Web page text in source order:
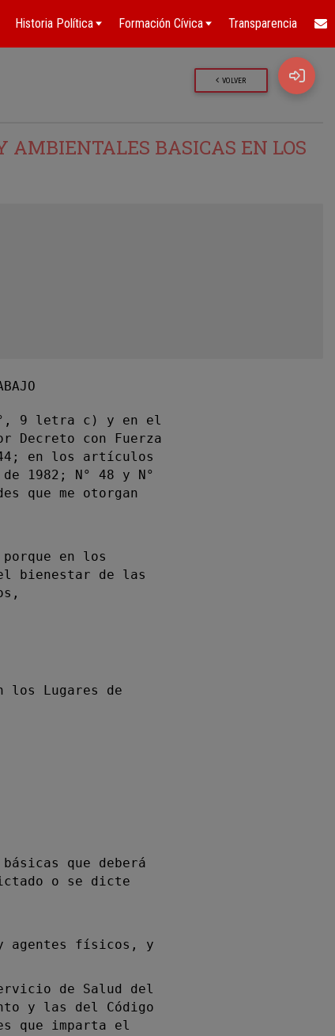
Historia Política Formación Cívica Transparencia
VOLVER
AMBIENTALES BASICAS EN LOS
9 letra c) y en el
con Fuerza
en los artículos
1982; N° 48 y N°
que me otorgan
en los
bienestar de las
los Lugares de
que deberá
o se dicte
agentes físicos, y
de Salud del
y las del Código
que imparta el